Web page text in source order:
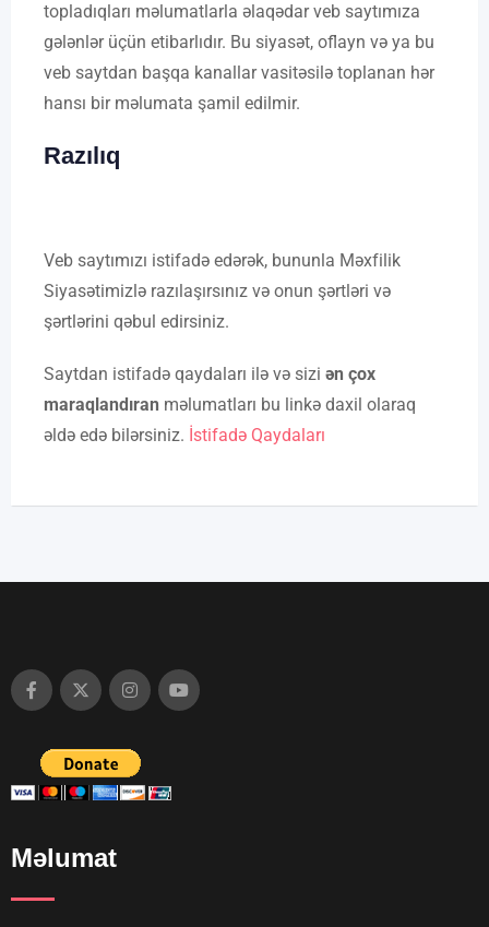
topladıqları məlumatlarla əlaqədar veb saytımıza
gələnlər üçün etibarlıdır. Bu siyasət, oflayn və ya bu
veb saytdan başqa kanallar vasitəsilə toplanan hər
hansı bir məlumata şamil edilmir.
Razılıq
Veb saytımızı istifadə edərək, bununla Məxfilik
Siyasətimizlə razılaşırsınız və onun şərtləri və
şərtlərini qəbul edirsiniz.
Saytdan istifadə qaydaları ilə və sizi ən çox
maraqlandıran məlumatları bu linkə daxil olaraq
əldə edə bilərsiniz. İstifadə Qaydaları
Məlumat